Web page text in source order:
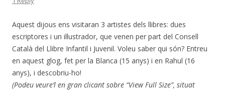
Aquest dijous ens visitaran 3 artistes dels llibres: dues
escriptores i un il·lustrador, que venen per part del Consell
Català del Llibre Infantil i Juvenil. Voleu saber qui són? Entreu
en aquest glog, fet per la Blanca (15 anys) i en Rahul (16
anys), i descobriu-ho!
(Podeu veure’l en gran clicant sobre “View Full Size”, situat